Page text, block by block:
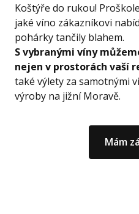
Koštýře do rukou!
jaké víno zákazníkovi
pohárky tančily blahem.
S vybranými víny
nejen v prostorách vaší
také výlety za samotnými
výroby na jižní Moravě.
Mám